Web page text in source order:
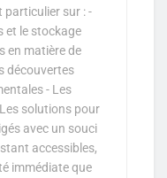
particulier sur : -
et le stockage
en matière de
découvertes
- Les
solutions pour
avec un souci
accessibles,
immédiate que